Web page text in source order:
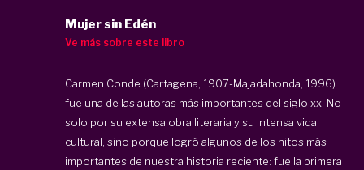
Mujer sin Edén
Ve más sobre este libro
Carmen Conde (Cartagena, 1907-Majadahonda, 1996)
fue una de las autoras más importantes del siglo xx. No
solo por su extensa obra literaria y su intensa vida
cultural, sino porque logró algunos de los hitos más
importantes de nuestra historia reciente: fue la primera